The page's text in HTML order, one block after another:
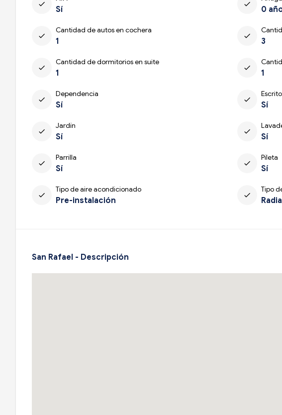
check
Sí
check
0
check
Cantidad de autos en cochera
1
check
3
check
Cantidad de dormitorios en suite
1
check
1
check
Dependencia
Sí
check
Sí
check
Jardín
Sí
check
Sí
check
Parrilla
Sí
check
Pileta
Sí
check
Tipo de aire acondicionado
Pre-instalación
check
Tipo
San Rafael - Descripción